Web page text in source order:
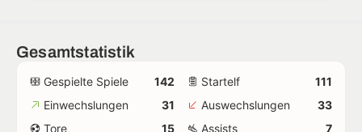
Gesamtstatistik
Gespielte Spiele 142 Startelf
111
Einwechslungen
31 Auswechslungen
33
Tore
15 Assists
7